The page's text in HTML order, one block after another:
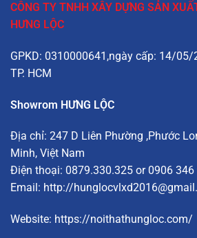
CÔNG TY TNHH XÂY DỰNG SẢN
HƯNG LỘC
GPKD: 0310000641,ngày cấp: 14/
TP. HCM
Showrom HƯNG LỘC
Địa chỉ: 247 D Liên Phường ,Phước
Minh, Việt Nam
Điện thoại: 0879.330.325 or 0906 346
Email: http://
Website: https://noithathungloc.com/